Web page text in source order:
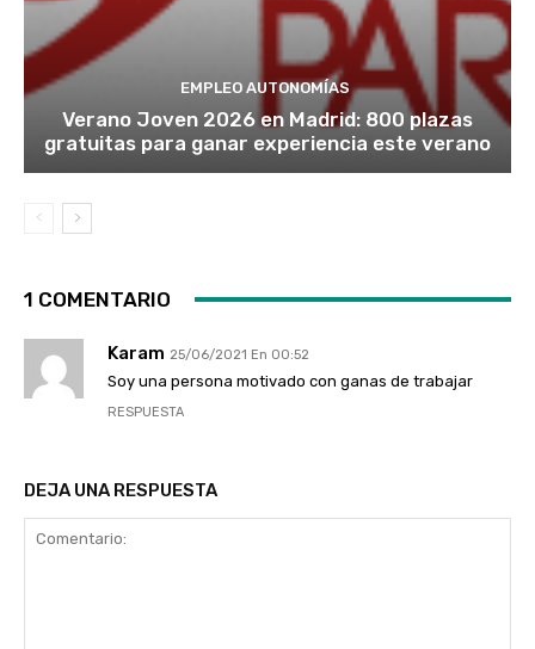
EMPLEO AUTONOMÍAS
Verano Joven 2026 en Madrid: 800 plazas
gratuitas para ganar experiencia este verano
1 COMENTARIO
Karam 25/06/2021 En 00:52
Soy una persona motivado con ganas de trabajar
RESPUESTA
DEJA UNA RESPUESTA